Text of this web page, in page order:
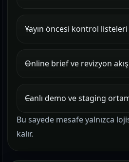
Yayın öncesi kontrol listeleri
Online brief ve revizyon
Canlı demo ve staging
Bu sayede mesafe yalnızca
kalır.